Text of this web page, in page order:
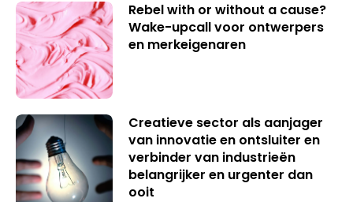
Rebel with or without a cause?
Wake-upcall voor ontwerpers
en merkeigenaren
Creatieve sector als aanjager
van innovatie en ontsluiter en
verbinder van industrieën
belangrijker en urgenter dan
ooit